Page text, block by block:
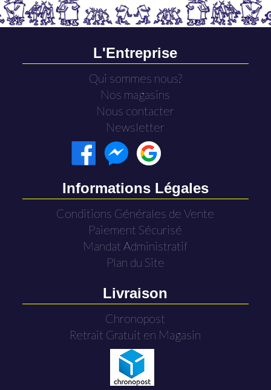
L'Entreprise
Qui sommes nous?
Nos magasins
Nous contacter
Newsletter
Informations Légales
Conditions Générales de Vente
Paiement Sécurisé
Mandat Administratif
Plan du Site
Livraison
Chronopost
Retrait Gratuit en Magasin